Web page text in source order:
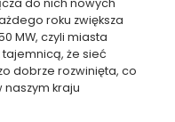
do nich nowych
roku zwiększa
MW, czyli miasta
że sieć
dobrze rozwinięta, co
kraju